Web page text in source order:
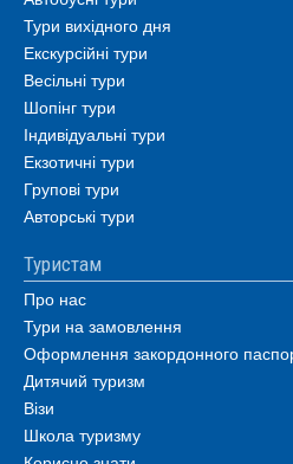
Тури вихідного дня
Екскурсійні тури
Весільні тури
Шопінг тури
Індивідуальні тури
Екзотичні тури
Групові тури
Авторські тури
Туристам
Про нас
Тури на замовлення
Оформлення закордонного
Дитячий туризм
Візи
Школа туризму